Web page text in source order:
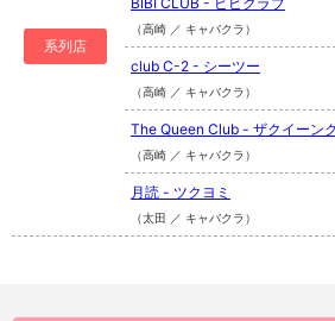
系列店
（高崎 ／ キャバクラ）
club C-2 - シーツー
（高崎 ／ キャバクラ）
The Queen Club - ザクイーン
（高崎 ／ キャバクラ）
月読 - ツクヨミ
（太田 ／ キャバクラ）